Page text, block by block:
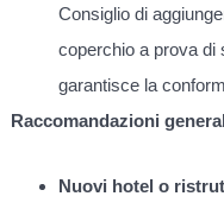
Consiglio di
coperchio a prova di
garantisce la
Raccomandazioni
Nuovi hotel o